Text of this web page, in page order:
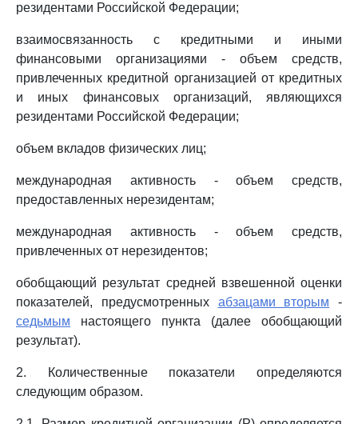
резидентами Российской Федерации;
взаимосвязанность с кредитными и иными
финансовыми организациями - объем средств,
привлеченных кредитной организацией от кредитных
и иных финансовых организаций, являющихся
резидентами Российской Федерации;
объем вкладов физических лиц;
международная активность - объем средств,
предоставленных нерезидентам;
международная активность - объем средств,
привлеченных от нерезидентов;
обобщающий результат средней взвешенной оценки
показателей, предусмотренных абзацами вторым -
седьмым настоящего пункта (далее обобщающий
результат).
2. Количественные показатели определяются
следующим образом.